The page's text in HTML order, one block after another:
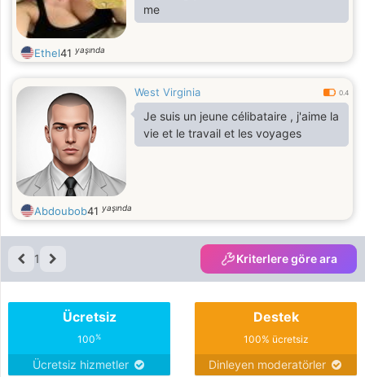
me
Ethel41 yaşında
West Virginia 0.4
Je suis un jeune célibataire , j'aime la
vie et le travail et les voyages
Abdoubob41 yaşında
1 Kriterlere göre ara
Ücretsiz
100%
Ücretsiz hizmetler
Destek
100% ücretsiz
Dinleyen moderatörler